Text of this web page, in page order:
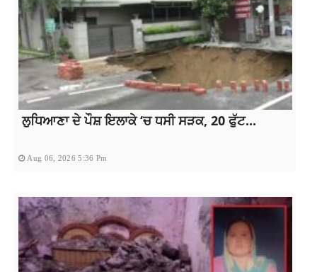
ਲੁਧਿਆਣਾ ਦੇ ਪੌਸ਼ ਇਲਾਕੇ ‘ਚ ਧਸੀ ਸੜਕ, 20 ਫੁੱਟ...
Aug 06, 2026 5:36 Pm